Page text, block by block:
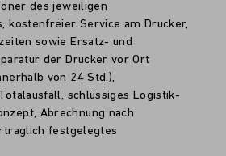
des jeweiligen
kostenfreier Service am Drucker,
sowie Ersatz- und
der Drucker vor Ort
von 24 Std.),
schlüssiges Logistik-
Abrechnung nach
festgelegtes